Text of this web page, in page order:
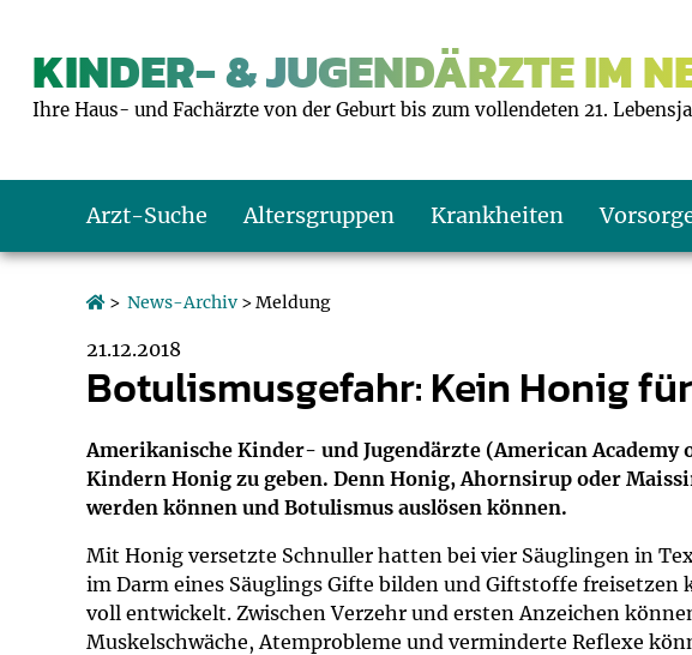
KINDER- & JUGENDÄRZTE IM
Ihre Haus- und Fachärzte von der Geburt bis zum vollendeten 21.
Arzt-Suche Altersgruppen
Jugendliche
Krankheiten
Teenager: J1 bis J2
Impfreaktionen
Impfsicherheit
Häufige Fragen
Sofortmaßnahmen
Notdienste
Link-Tipps
Wachstum-Rechner
Empfehlungen zum
Hörlexikon
> News-Archiv > Meldung
21.12.2018
Botulismusgefahr: Kein Honig
Amerikanische Kinder- und Jugendärzte (American
Kindern Honig zu geben. Denn Honig, Ahornsirup oder
werden können und Botulismus auslösen können.
Mit Honig versetzte Schnuller hatten bei vier Säuglingen in
im Darm eines Säuglings Gifte bilden und Giftstoffe
voll entwickelt. Zwischen Verzehr und ersten Anzeichen
Muskelschwäche, Atemprobleme und verminderte Reflexe